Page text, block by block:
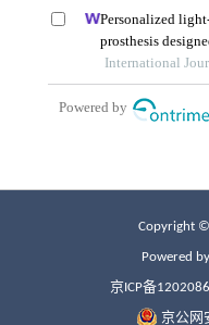
Copyright ©
Powered
京ICP备
京公网